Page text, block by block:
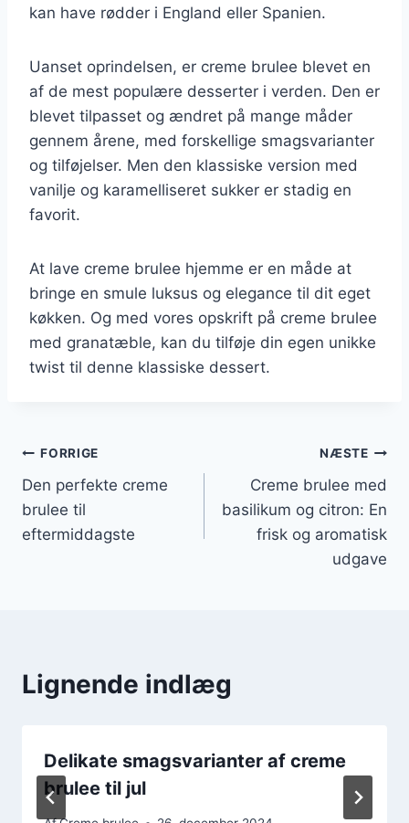
kan have rødder i England eller Spanien.
Uanset oprindelsen, er creme brulee blevet en
af de mest populære desserter i verden. Den er
blevet tilpasset og ændret på mange måder
gennem årene, med forskellige smagsvarianter
og tilføjelser. Men den klassiske version med
vanilje og karamelliseret sukker er stadig en
favorit.
At lave creme brulee hjemme er en måde at
bringe en smule luksus og elegance til dit eget
køkken. Og med vores opskrift på creme brulee
med granatæble, kan du tilføje din egen unikke
twist til denne klassiske dessert.
Indlægsnavigation
FORRIGE
Den perfekte creme
brulee til
eftermiddagste
NÆSTE
Creme brulee med
basilikum og citron: En
frisk og aromatisk
udgave
Lignende indlæg
Delikate smagsvarianter af creme
brulee til jul